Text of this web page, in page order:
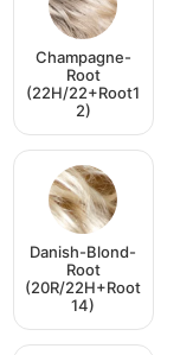
Champagne-
Root
(22H/22+Root1
2)
Danish-Blond-
Root
(20R/22H+Root
14)